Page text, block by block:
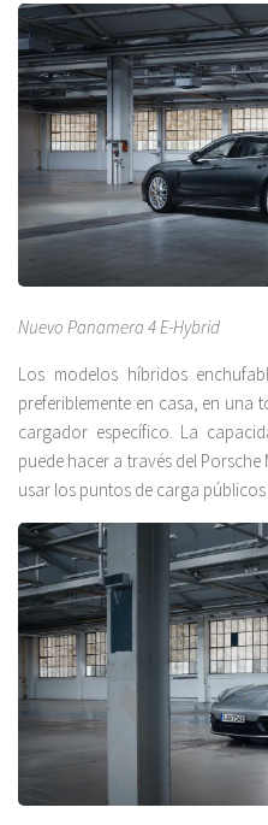
Nuevo Panamera 4 E-Hybrid
Los modelos híbridos
preferiblemente en casa, en
cargador específico. La
puede hacer a través del
usar los puntos de carga